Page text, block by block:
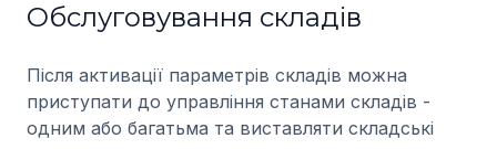
Обслуговування складів
Після активації параметрів складів можна
приступати до управління станами складів -
одним або багатьма та виставляти складські